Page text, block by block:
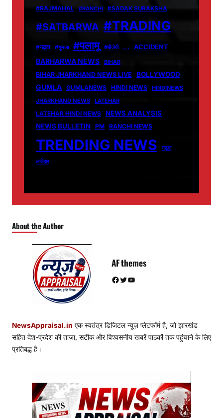
#RAJMAHAL
#RANCHI #SADAK SURAKSHA
#SATBARWA #TRADING
#गढ़वा #गुमला #पलामू #बीजेपी … ACCIDENT
BARHARWA NEWS BIHAR
BIHAR JHARKHAND NEWS LIVE BOLLYWOOD
GUMLA GUMLANEWS HINDI NEWS
HINDINEWS
JHARKHAND NEWS
LATEHAR
LATEHAR HINDI NEWS
NEWS ANALYSIS
NEWS BULLETIN PM RANCHI NEWS
TRENDING NEWS
गढ़वा
लातेहार
About the Author
AF themes
Facebook Twitter YouTube
NewsAppraisal.in एक स्वतंत्र डिजिटल न्यूज़ प्लेटफॉर्म है, जो झारखंड
सहित देश-प्रदेश की ताज़ा, सटीक और विश्वसनीय खबरें पाठकों तक पहुंचाने के लिए
प्रतिबद्ध है।